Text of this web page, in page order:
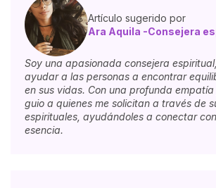
Artículo sugerido por
Ara Aquila -Consejera
Soy una apasionada consejera
ayudar a las personas a encontrar
en sus vidas. Con una profunda empatía
guio a quienes me solicitan a través de
espirituales, ayudándoles a conectar
esencia.